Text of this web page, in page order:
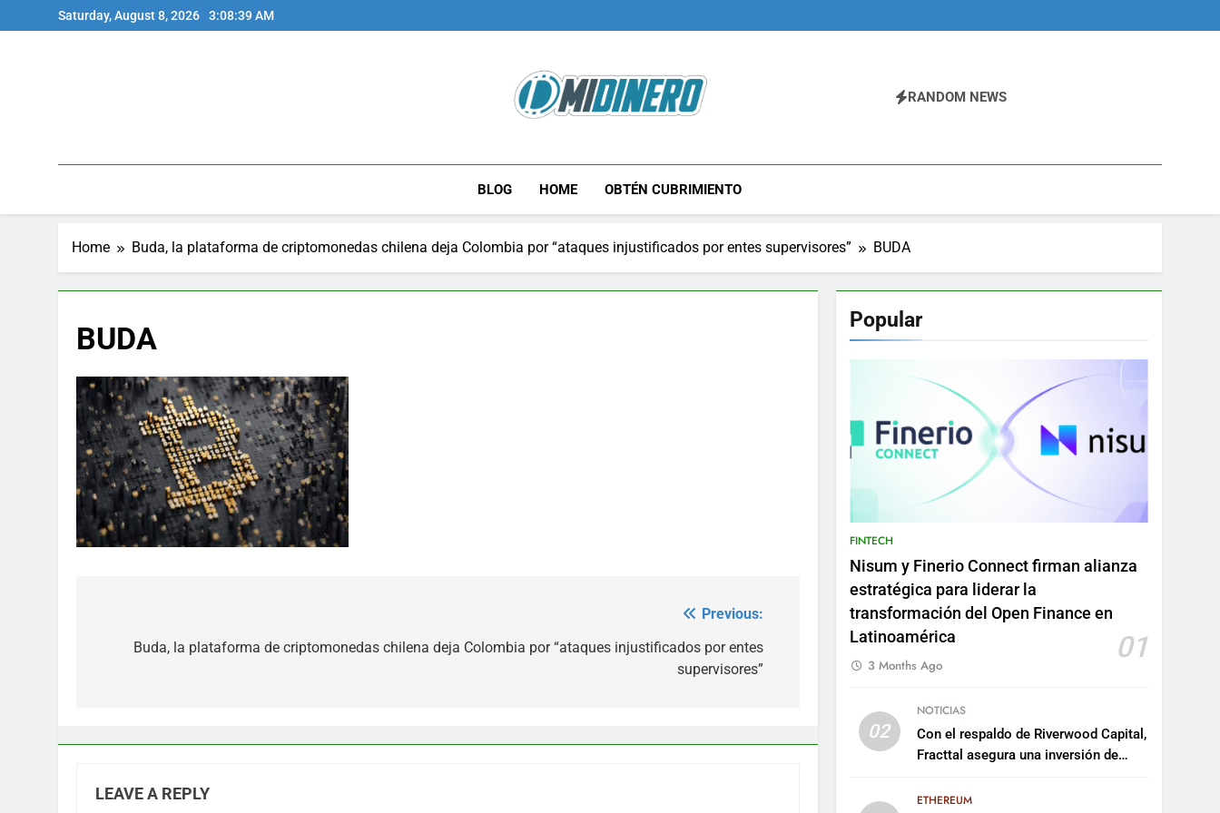
to
Saturday, August 8, 2026 3:08:39 AM
Midinero.co
RANDOM NEWS
BLOG HOME OBTÉN CUBRIMIENTO
Home Buda, la plataforma de criptomonedas chilena deja Colombia por “ataques injustificados por entes supervisores” BUDA
BUDA
navigation
Previous:
Buda, la plataforma de criptomonedas chilena deja Colombia por “ataques injustificados por entes
supervisores”
LEAVE A REPLY
Popular
FINTECH
Nisum y Finerio Connect firman alianza
estratégica para liderar la
transformación del Open Finance en
Latinoamérica
01
3 Months Ago
02
NOTICIAS
Con el respaldo de Riverwood Capital,
Fracttal asegura una inversión de
plataforma
ETHEREUM